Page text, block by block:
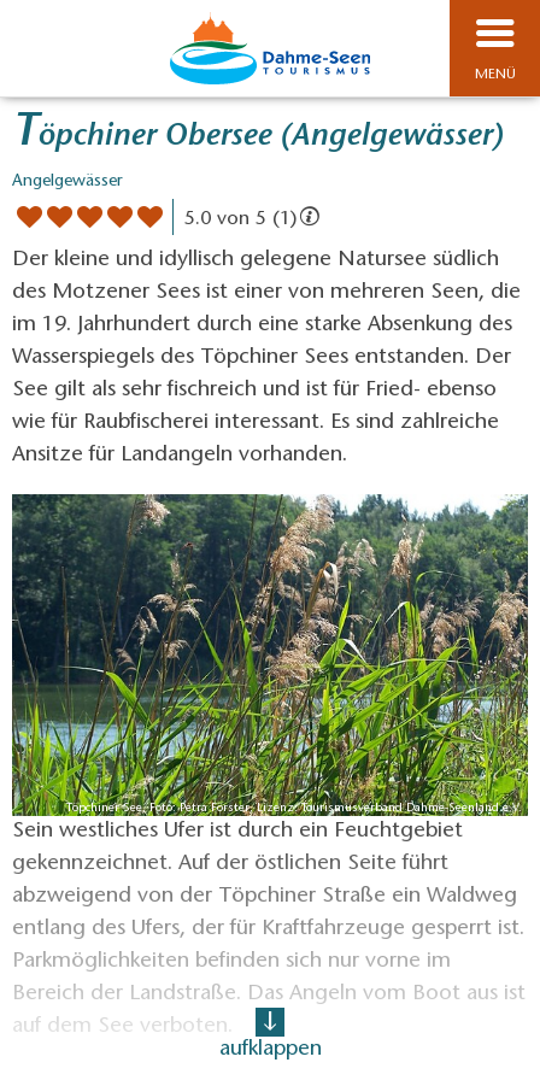
MENÜ
Töpchiner Obersee (Angelgewässer)
Angelgewässer
5.0 von 5 (1)
Der kleine und idyllisch gelegene Natursee südlich
des Motzener Sees ist einer von mehreren Seen, die
im 19. Jahrhundert durch eine starke Absenkung des
Wasserspiegels des Töpchiner Sees entstanden. Der
See gilt als sehr fischreich und ist für Fried- ebenso
wie für Raubfischerei interessant. Es sind zahlreiche
Ansitze für Landangeln vorhanden.
Töpchiner See, Foto: Petra Förster, Lizenz: Tourismusverband Dahme-Seenland e.V.
Sein westliches Ufer ist durch ein Feuchtgebiet
gekennzeichnet. Auf der östlichen Seite führt
abzweigend von der Töpchiner Straße ein Waldweg
entlang des Ufers, der für Kraftfahrzeuge gesperrt ist.
Parkmöglichkeiten befinden sich nur vorne im
Bereich der Landstraße. Das Angeln vom Boot aus ist
auf dem See verboten.
aufklappen